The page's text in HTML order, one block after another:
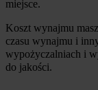
miejsce.
Koszt wynajmu
czasu wynajmu i
wypożyczalniach i
do jakości.